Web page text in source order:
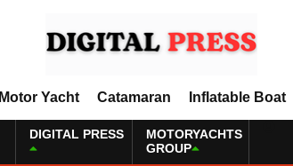
Motor Yacht Catamaran Inflatable Boat
DIGITAL PRESS
MOTORYACHTS
GROUP